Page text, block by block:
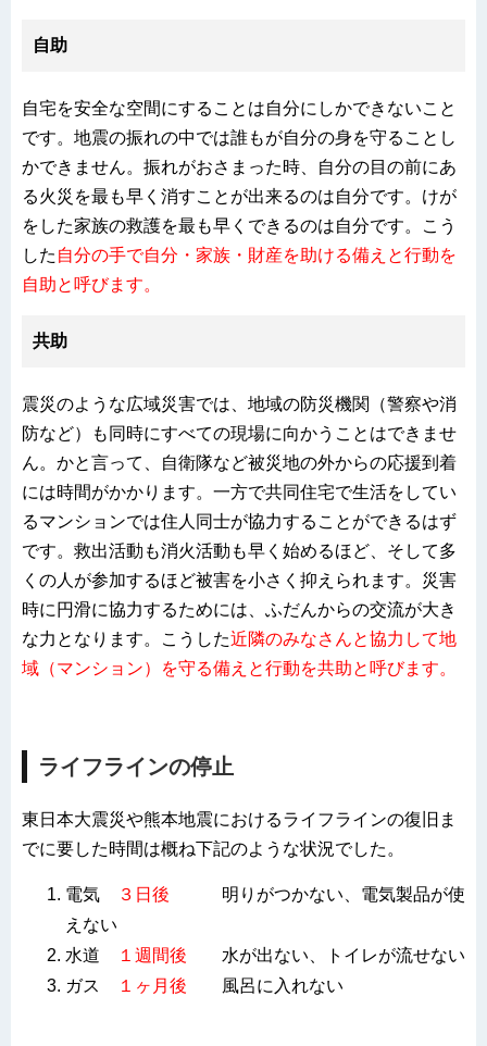
自助
自宅を安全な空間にすることは自分にしかできないこと
です。地震の振れの中では誰もが自分の身を守ることし
かできません。振れがおさまった時、自分の目の前にあ
る火災を最も早く消すことが出来るのは自分です。けが
をした家族の救護を最も早くできるのは自分です。こう
した 自分の手で自分・家族・財産を助ける備えと行動を
自助と呼びます。
共助
震災のような広域災害では、地域の防災機関（警察や消
防など）も同時にすべての現場に向かうことはできませ
ん。かと言って、自衛隊など被災地の外からの応援到着
には時間がかかります。一方で共同住宅で生活をしてい
るマンションでは住人同士が協力することができるはず
です。救出活動も消火活動も早く始めるほど、そして多
くの人が参加するほど被害を小さく抑えられます。災害
時に円滑に協力するためには、ふだんからの交流が大き
な力となります。こうした近隣のみなさんと協力して地
域（マンション）を守る備えと行動を共助と呼びます。
ライフラインの停止
東日本大震災や熊本地震におけるライフラインの復旧ま
でに要した時間は概ね下記のような状況でした。
電気 ３日後 明りがつかない、電気製品が使
えない
水道
１週間後 水が出ない、トイレが流せない
ガス
１ヶ月後 風呂に入れない